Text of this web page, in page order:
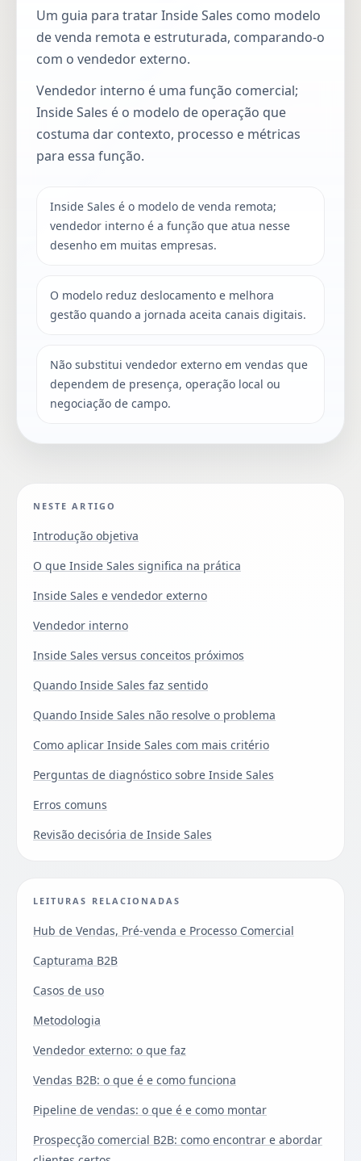
Um guia para tratar Inside Sales como modelo
de venda remota e estruturada, comparando-o
com o vendedor externo.
Vendedor interno é uma função comercial;
Inside Sales é o modelo de operação que
costuma dar contexto, processo e métricas
para essa função.
Inside Sales é o modelo de venda remota;
vendedor interno é a função que atua nesse
desenho em muitas empresas.
O modelo reduz deslocamento e melhora
gestão quando a jornada aceita canais digitais.
Não substitui vendedor externo em vendas que
dependem de presença, operação local ou
negociação de campo.
NESTE ARTIGO
Introdução objetiva
O que Inside Sales significa na prática
Inside Sales e vendedor externo
Vendedor interno
Inside Sales versus conceitos próximos
Quando Inside Sales faz sentido
Quando Inside Sales não resolve o problema
Como aplicar Inside Sales com mais critério
Perguntas de diagnóstico sobre Inside Sales
Erros comuns
Revisão decisória de Inside Sales
LEITURAS RELACIONADAS
Hub de Vendas, Pré-venda e Processo Comercial
Capturama B2B
Casos de uso
Metodologia
Vendedor externo: o que faz
Vendas B2B: o que é e como funciona
Pipeline de vendas: o que é e como montar
Prospecção comercial B2B: como encontrar e abordar